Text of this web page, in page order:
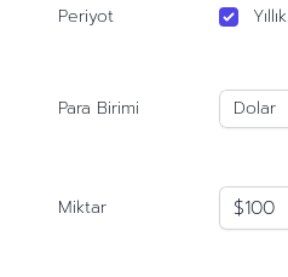
Periyot Yıllık
Para Birimi
Miktar